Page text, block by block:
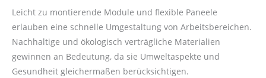
Leicht zu montierende Module und flexible Paneele
erlauben eine schnelle Umgestaltung von Arbeitsbereichen.
Nachhaltige und ökologisch verträgliche Materialien
gewinnen an Bedeutung, da sie Umweltaspekte und
Gesundheit gleichermaßen berücksichtigen.